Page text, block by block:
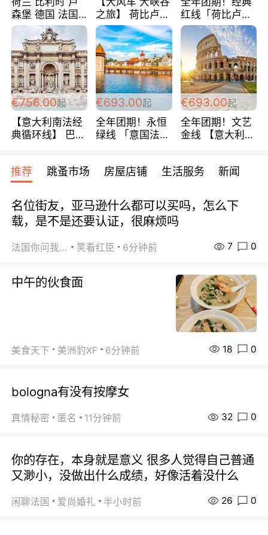
森堡 德国 法国
超爽玩遍西欧 循
环线 全程四星宾
馆 108欧/人/天
之旅】 荷比卢德
法 巴黎上下 经
典五国四日游
488欧/人
红线「荷比卢德
法」七天循环 五
国 仅售99欧/人/
天！巴黎上下！
包拼房~
€756.00起
【意大利南法经
典循环线】 巴黎
宾馆 108欧/天起
全程756欧/位
€693.00起
全年团期！永恒
绿线 「意国法
欧/天起 ~包拼房
€693.00起
全年团期！文艺
金线 【意大利一
每周铁发！
推荐 跳蚤市场 房屋店铺 生活服务 新闻
名位街友，亚马逊什么都可以买吗，怎么下
载，是不是还要认证，很麻烦吗
法国你问我答 笑看红臣 6分钟前 7 0
中午的伙食面
美食天下 美洲豹XF 6分钟前 18 0
bologna有没有按摩女
真情秘密 匿名 11分钟前 32 0
你的存在，本身就是意义 很多人觉得自己普通
又渺小，没做出什么成绩，好像活着没什么
闲聊法国 爱尚婚礼 半小时前 26 0